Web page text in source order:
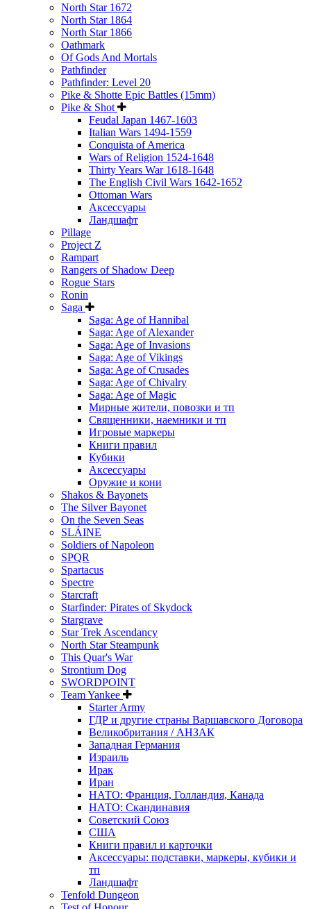
North Star 1672
North Star 1864
North Star 1866
Oathmark
Of Gods And Mortals
Pathfinder
Pathfinder: Level 20
Pike & Shotte Epic Battles (15mm)
Pike & Shot
Feudal Japan 1467-1603
Italian Wars 1494-1559
Conquista of America
Wars of Religion 1524-1648
Thirty Years War 1618-1648
The English Civil Wars 1642-1652
Ottoman Wars
Аксессуары
Ландшафт
Pillage
Project Z
Rampart
Rangers of Shadow Deep
Rogue Stars
Ronin
Saga
Saga: Age of Hannibal
Saga: Age of Alexander
Saga: Age of Invasions
Saga: Age of Vikings
Saga: Age of Crusades
Saga: Age of Chivalry
Saga: Age of Magic
Мирные жители, повозки и тп
Священники, наемники и тп
Игровые маркеры
Книги правил
Кубики
Аксессуары
Оружие и кони
Shakos & Bayonets
The Silver Bayonet
On the Seven Seas
SLÁINE
Soldiers of Napoleon
SPQR
Spartacus
Spectre
Starcraft
Starfinder: Pirates of Skydock
Stargrave
Star Trek Ascendancy
North Star Steampunk
This Quar's War
Strontium Dog
SWORDPOINT
Team Yankee
Starter Army
ГДР и другие страны Варшавского Договора
Великобритания / АНЗАК
Западная Германия
Израиль
Ирак
Иран
НАТО: Франция, Голландия, Канада
НАТО: Скандинавия
Советский Союз
США
Книги правил и карточки
Аксессуары: подставки, маркеры, кубики и
тп
Ландшафт
Tenfold Dungeon